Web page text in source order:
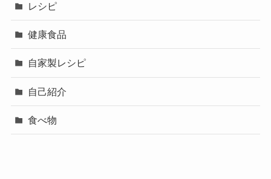
レシピ
健康食品
自家製レシピ
自己紹介
食べ物